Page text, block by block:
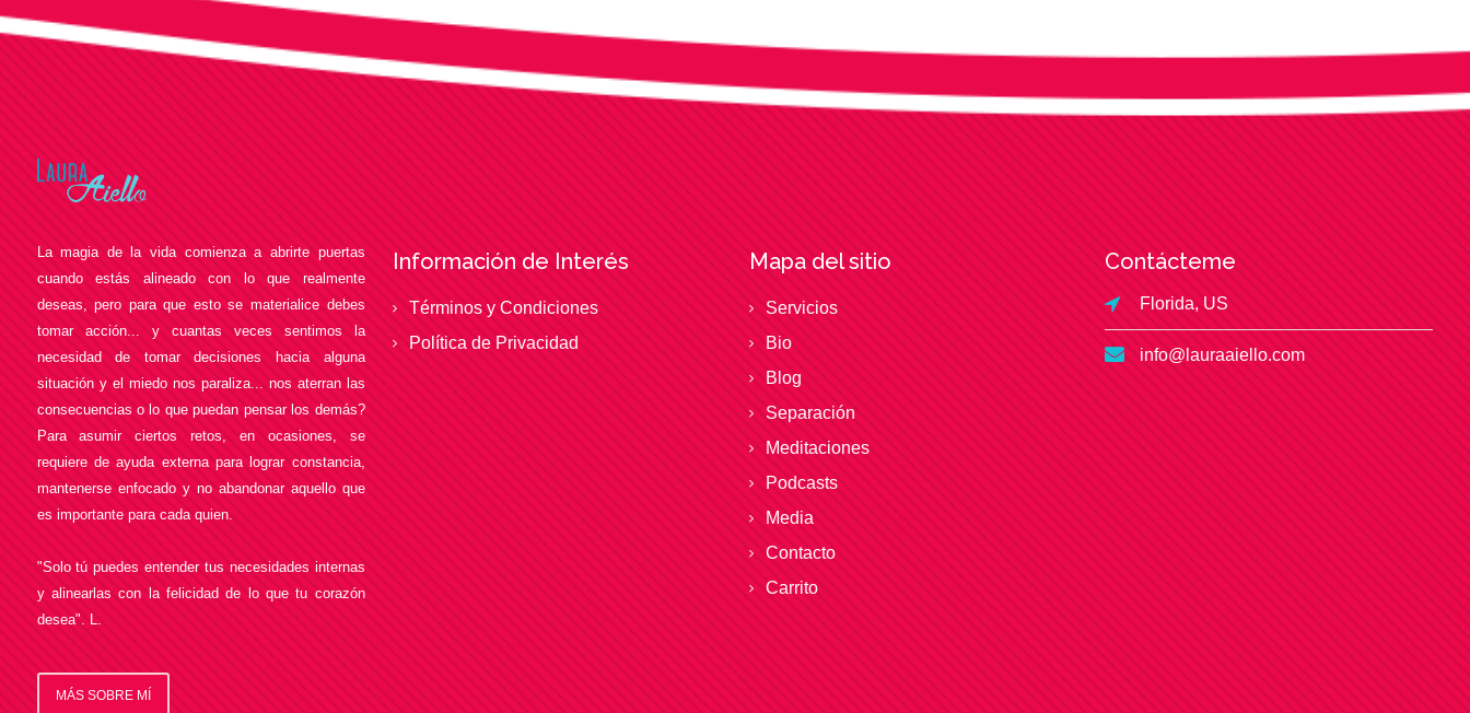
La magia de la vida comienza a abrirte puertas
cuando estás alineado con lo que realmente
deseas, pero para que esto se materialice debes
tomar acción... y cuantas veces sentimos la
necesidad de tomar decisiones hacia alguna
situación y el miedo nos paraliza... nos aterran las
consecuencias o lo que puedan pensar los demás?
Para asumir ciertos retos, en ocasiones, se
requiere de ayuda externa para lograr constancia,
mantenerse enfocado y no abandonar aquello que
es importante para cada quien.
"Solo tú puedes entender tus necesidades internas
y alinearlas con la felicidad de lo que tu corazón
desea". L.
MÁS SOBRE MÍ
Información de Interés
Términos y Condiciones
Política de Privacidad
Mapa del sitio
Servicios
Bio
Blog
Separación
Meditaciones
Podcasts
Media
Contacto
Carrito
Contácteme
Florida, US
info@lauraaiello.com